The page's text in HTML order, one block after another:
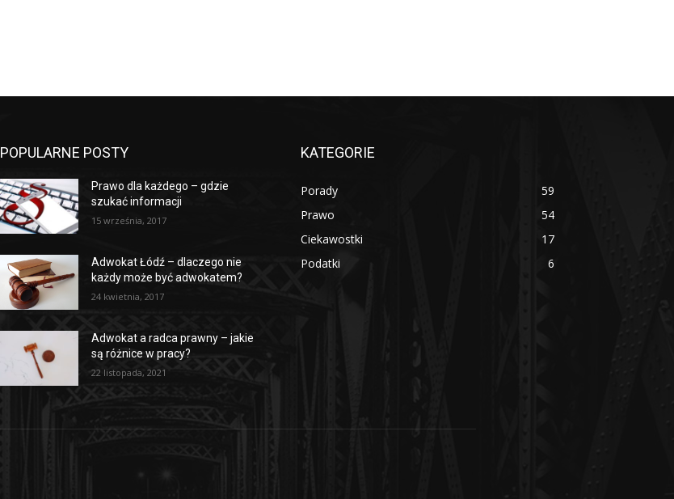
POPULARNE POSTY
Prawo dla każdego – gdzie
szukać informacji
15 września, 2017
Adwokat Łódź – dlaczego nie
każdy może być adwokatem?
24 kwietnia, 2017
Adwokat a radca prawny – jakie
są różnice w pracy?
22 listopada, 2021
KATEGORIE
Porady
59
Prawo
54
Ciekawostki
17
Podatki
6